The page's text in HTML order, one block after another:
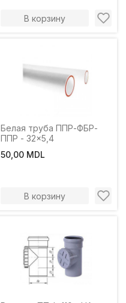
В корзину
Белая труба ППР-ФБР-
ППР - 32x5,4
50,00 MDL
В корзину